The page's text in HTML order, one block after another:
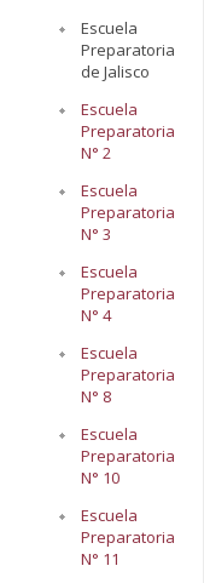
Escuela
Preparatoria
de Jalisco
Escuela
Preparatoria
N° 2
Escuela
Preparatoria
N° 3
Escuela
Preparatoria
N° 4
Escuela
Preparatoria
N° 8
Escuela
Preparatoria
N° 10
Escuela
Preparatoria
N° 11